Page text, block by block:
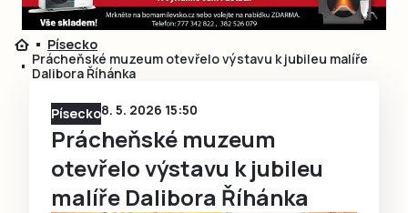
Speciální přílohy
Písecko
Prácheňské muzeum otevřelo výstavu k jubileu malíře
Dalibora Říhánka
Písecko8. 5. 2026 15:50
Prácheňské muzeum
otevřelo výstavu k jubileu
malíře Dalibora Říhánka